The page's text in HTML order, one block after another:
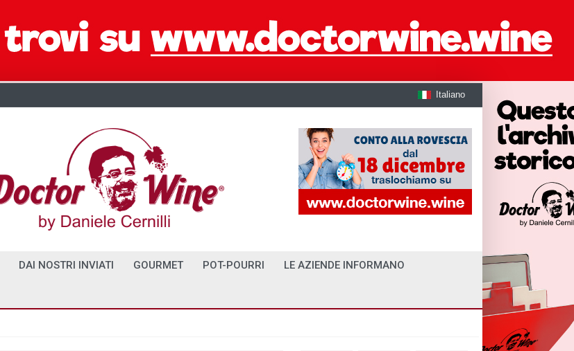
Italiano
DAI NOSTRI INVIATI GOURMET POT-POURRI LE AZIENDE INFORMANO